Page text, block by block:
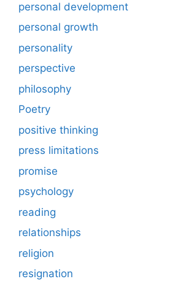
personal development
personal growth
personality
perspective
philosophy
Poetry
positive thinking
press limitations
promise
psychology
reading
relationships
religion
resignation